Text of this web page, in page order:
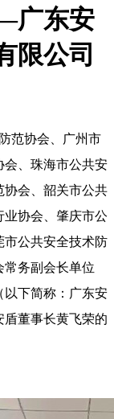
广东安
限公司
范协会、广州市
会、珠海市公共安
协会、韶关市公共
业协会、肇庆市公
市公共安全技术防
常务副会长单位
下简称：广东安
盾董事长黄飞荣的